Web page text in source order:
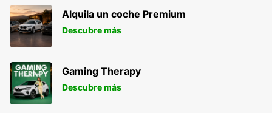
Alquila un coche Premium
Descubre más
Gaming Therapy
Descubre más